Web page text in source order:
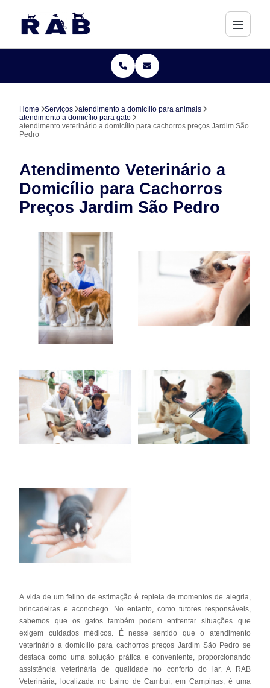
Home Serviços
atendimento a domicílio para animais
atendimento a domicílio para gato
atendimento veterinário a domicílio para cachorros preços Jardim São
Pedro
Atendimento Veterinário a
Domicílio para Cachorros
Preços Jardim São Pedro
A vida de um felino de estimação é repleta de momentos de alegria,
brincadeiras e aconchego. No entanto, como tutores responsáveis,
sabemos que os gatos também podem enfrentar situações que
exigem cuidados médicos. É nesse sentido que o atendimento
veterinário a domicílio para cachorros preços Jardim São Pedro se
destaca como uma solução prática e conveniente, proporcionando
assistência veterinária de qualidade no conforto do lar. A RAB
Veterinária, localizada no bairro de Cambuí, em Campinas, é uma